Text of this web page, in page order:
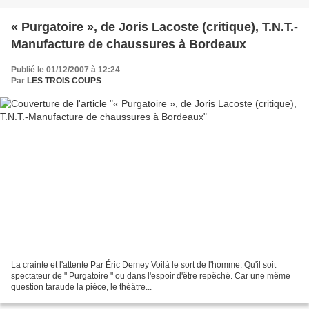
« Purgatoire », de Joris Lacoste (critique), T.N.T.-
Manufacture de chaussures à Bordeaux
Publié le 01/12/2007 à 12:24
Par LES TROIS COUPS
La crainte et l'attente Par Éric Demey Voilà le sort de l'homme. Qu'il soit
spectateur de " Purgatoire " ou dans l'espoir d'être repêché. Car une même
question taraude la pièce, le théâtre...